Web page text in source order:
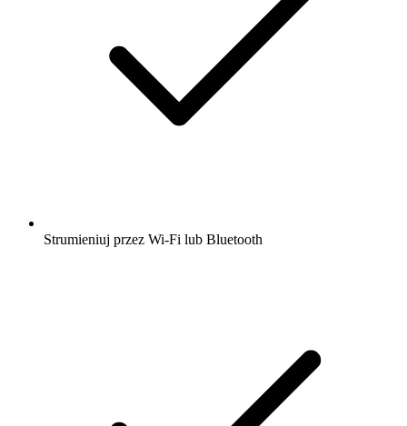
Strumieniuj przez Wi-Fi lub Bluetooth